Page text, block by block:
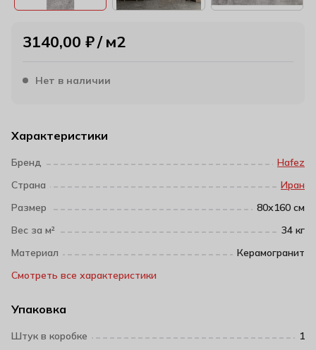
Характеристики
Бренд
Hafez
Страна
Иран
Размер
80х160 см
Вес за м²
34 кг
Материал
Керамогранит
Смотреть все характеристики
Упаковка
Штук в коробке
1
3140,00 ₽ м2
Нет в наличии